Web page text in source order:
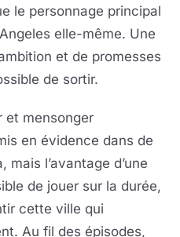
le personnage principal
elle-même. Une
et de promesses
de sortir.
et mensonger
en évidence dans de
l’avantage d’une
de jouer sur la durée,
cette ville qui
Au fil des épisodes,